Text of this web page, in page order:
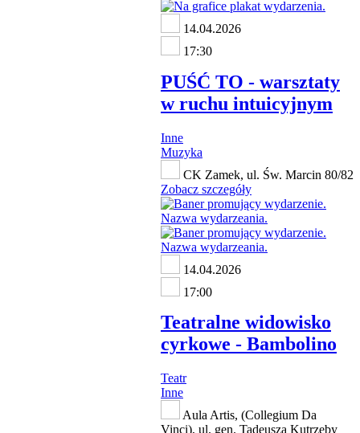
14.04.2026
17:30
PUŚĆ TO - warsztaty
w ruchu intuicyjnym
Inne
Muzyka
CK Zamek, ul. Św. Marcin 80/82
Zobacz szczegóły
14.04.2026
17:00
Teatralne widowisko
cyrkowe - Bambolino
Teatr
Inne
Aula Artis, (Collegium Da
Vinci), ul. gen. Tadeusza Kutrzeby